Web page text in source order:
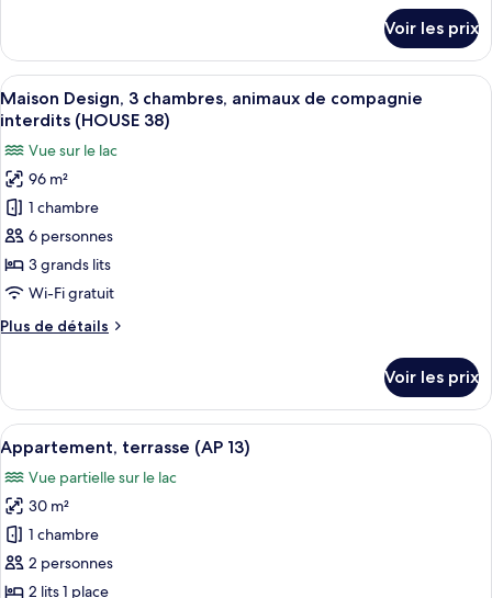
chambres,
patio
(HOUSE
le
type
de
chambre
Élite,
2
chambres,
patio
(HOUSE
Voir les prix
Afficher
toutes
photos
pour
ce
type
de
chambre :
Design,
animaux
de
compagnie
interdits
(HOUSE
38)
Un lit bien fait, avec une couverture
9
Maison Design, 3 chambres, animaux de compagnie
interdits (HOUSE 38)
Vue sur le lac
96 m²
1 chambre
6 personnes
3 grands lits
Wi-Fi gratuit
Plus de détails
Plus
le
type
de
chambre
Maison
Design,
3
chambres,
animaux
de
Voir les prix
Afficher
toutes
les
photos
pour
ce
type
Une terrasse avec une table et des
5
Appartement, terrasse (AP 13)
Vue partielle sur le lac
30 m²
1 chambre
2 personnes
2 lits 1 place